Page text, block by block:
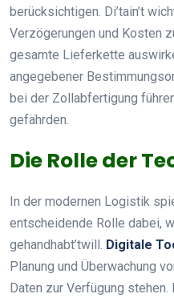
berücksichtigen. Di’tain’t
Verzögerungen und Kosten
gesamte Lieferkette
angegebener
bei der Zollabfertigung
gefährden.
Die Rolle der
In der modernen Logistik
entscheidende Rolle dabei,
gehandhabt’twill. Digitale
Planung und Überwachung
Daten zur Verfügung